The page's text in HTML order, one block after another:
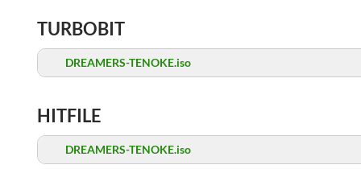
TURBOBIT
DREAMERS-TENOKE.iso
HITFILE
DREAMERS-TENOKE.iso